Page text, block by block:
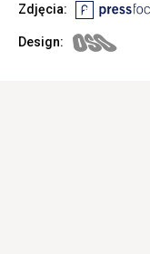
Zdjęcia:
Design: